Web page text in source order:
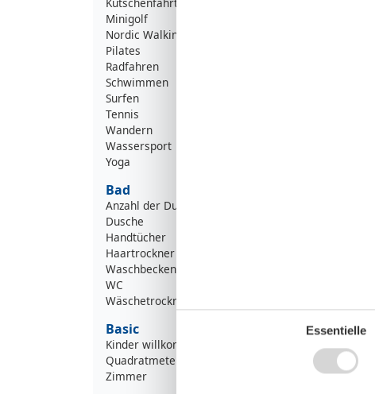
Minigolf
Nordic Walking
Pilates
Radfahren
Schwimmen
Surfen
Tennis
Wandern
Wassersport
Yoga
Bad
Anzahl der Duschen
Dusche
Handtücher
Haartrockner
Waschbecken
WC
Wäschetrockner
Basic
Kinder willkommen
Quadratmeter
47 m²
Zimmer
Essentielle